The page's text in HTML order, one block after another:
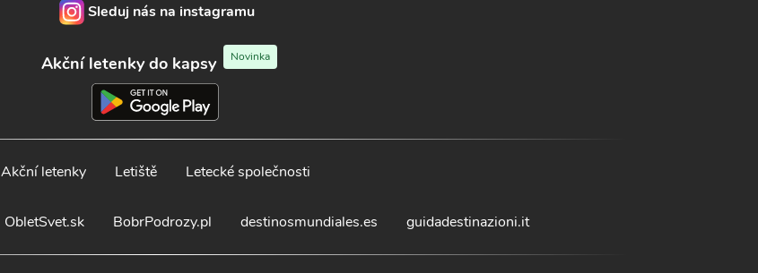
Sleduj nás na instagramu
Akční letenky do kapsy Novinka
Akční letenky Letiště Letecké společnosti
ObletSvet.sk BobrPodrozy.pl destinosmundiales.es guidadestinazioni.it